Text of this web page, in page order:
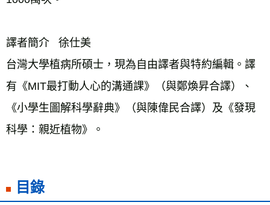
譯者簡介   徐仕美
台灣大學植病所碩士，現為自由譯者與特約編輯。譯
有《MIT最打動人心的溝通課》（與鄭煥昇合譯）、
《小學生圖解科學辭典》（與陳偉民合譯）及《發現
科學：親近植物》。
目錄